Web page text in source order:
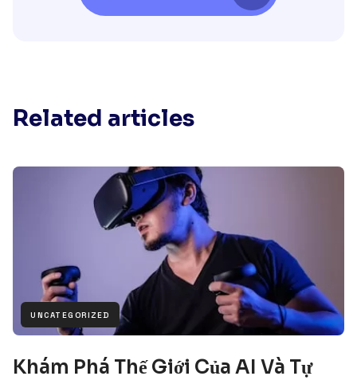
Related articles
UNCATEGORIZED
Khám Phá Thế Giới Của AI Và Tự